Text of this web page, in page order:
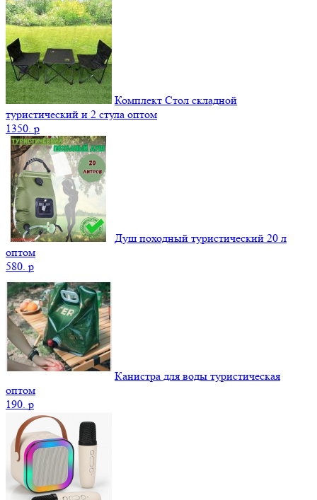
Комплект Стол складной
туристический и 2 стула оптом
1350. p
Душ походный туристический 20 л
оптом
580. p
Канистра для воды туристическая
оптом
190. p